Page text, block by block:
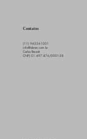
Contatos
(11) 94334-1001
info@abran.com.br
Carlos Berzöti
CNPJ 01.497.876/0001-58